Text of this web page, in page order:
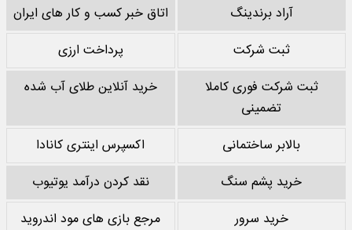
آراد برندینگ
اتاق خبر کسب و کار های ایران
ثبت شرکت
پرداخت ارزی
ثبت شرکت فوری کاملا
تضمینی
خرید آنلاین طلای آب شده
بالابر ساختمانی
اکسپرس اینتری کانادا
خرید پشم سنگ
نقد کردن درآمد یوتیوب
خرید سرور
مرجع بازی های مود اندروید